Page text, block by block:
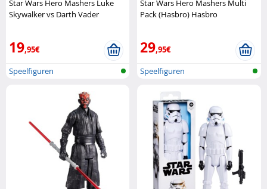
Star Wars Hero Mashers Luke
Skywalker vs Darth Vader
19,95€
Speelfiguren
Star Wars Hero Mashers Multi
Pack (Hasbro) Hasbro
29,95€
Speelfiguren